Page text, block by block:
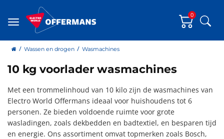
Menu
0
homeWassen en drogen Wasmachines
10 kg voorlader wasmachines
Met een trommelinhoud van 10 kilo zijn de wasmachines van
Electro World Offermans ideaal voor huishoudens tot 6
personen. Ze bieden voldoende ruimte voor grote
wasladingen, zoals dekbedden en badtextiel, en besparen tijd
en energie. Ons assortiment omvat topmerken zoals Bosch,